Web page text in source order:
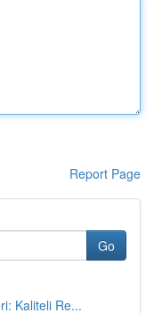
Report Page
Go
Kaliteli Re...